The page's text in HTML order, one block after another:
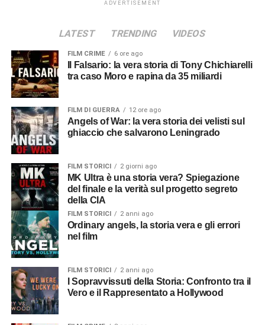
ADVERTISEMENT
LATEST TRENDING VIDEOS
FILM CRIME 6 ore ago
tra caso Moro e rapina da 35 miliardi
FILM DI GUERRA 12 ore ago
Angels of War: la vera storia dei velisti sul
ghiaccio che salvarono Leningrado
FILM STORICI 2 giorni ago
MK Ultra è una storia vera? Spiegazione
del finale e la verità sul progetto segreto
della CIA
FILM STORICI 2 anni ago
Ordinary angels, la storia vera e gli errori
nel film
FILM STORICI 2 anni ago
Vero e il Rappresentato a Hollywood